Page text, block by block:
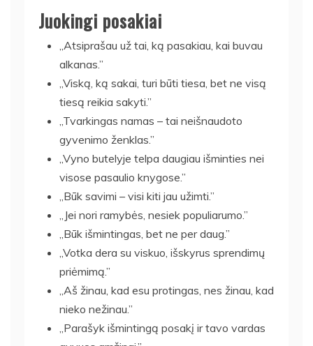
Juokingi posakiai
„Atsiprašau už tai, ką pasakiau, kai buvau
alkanas.”
„Viską, ką sakai, turi būti tiesa, bet ne visą
tiesą reikia sakyti.”
„Tvarkingas namas – tai neišnaudoto
gyvenimo ženklas.”
„Vyno butelyje telpa daugiau išminties nei
visose pasaulio knygose.”
„Būk savimi – visi kiti jau užimti.”
„Jei nori ramybės, nesiek populiarumo.”
„Būk išmintingas, bet ne per daug.”
„Votka dera su viskuo, išskyrus sprendimų
priėmimą.”
„Aš žinau, kad esu protingas, nes žinau, kad
nieko nežinau.”
„Parašyk išmintingą posakį ir tavo vardas